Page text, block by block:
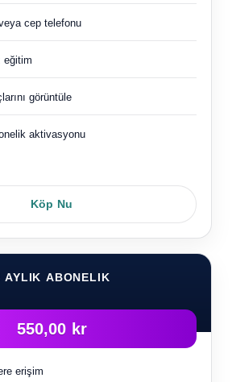
cep telefonu
eğitim
görüntüle
aktivasyonu
Köp Nu
AYLIK ABONELIK
550,00 kr
erişim